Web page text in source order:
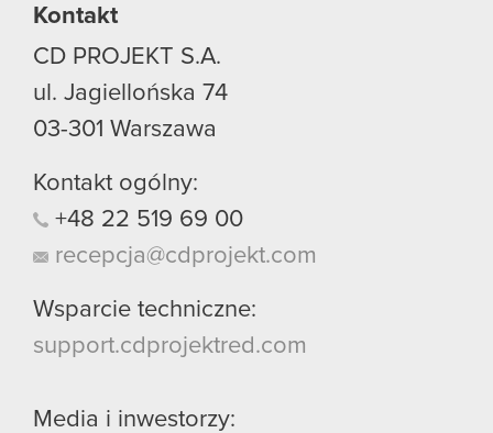
Kontakt
CD PROJEKT S.A.
ul. Jagiellońska 74
03-301 Warszawa
Kontakt ogólny:
+48 22 519 69 00
recepcja@cdprojekt.com
Wsparcie techniczne:
support.cdprojektred.com
Media i inwestorzy: